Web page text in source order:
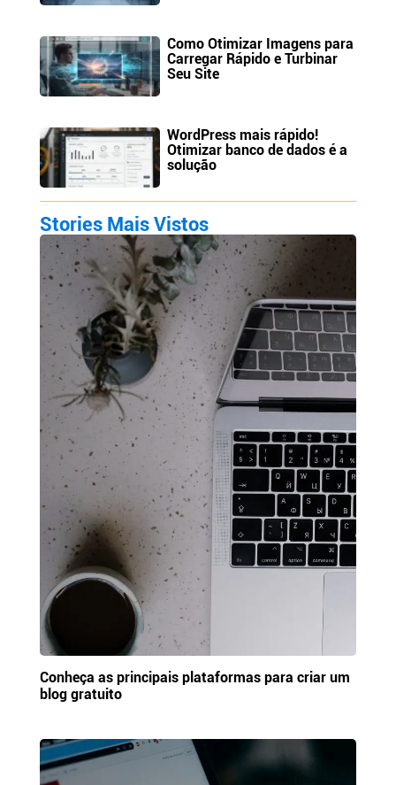
Como Otimizar Imagens para
Carregar Rápido e Turbinar
Seu Site
WordPress mais rápido!
Otimizar banco de dados é a
solução
Stories Mais Vistos
Conheça as principais plataformas para criar um
blog gratuito